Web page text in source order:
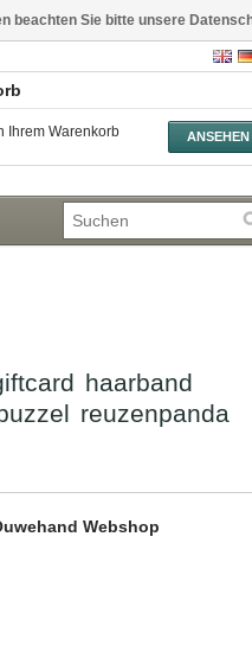
ANSEHEN
Ihrem Warenkorb
haarband
reuzenpanda
Webshop
beachten Sie bitte unsere